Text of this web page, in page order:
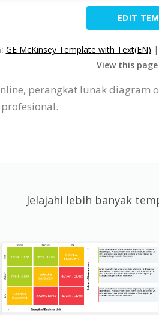
EDIT
GE McKinsey Template with Text(EN) |
View this
perangkat lunak diagram
Jelajahi lebih banyak